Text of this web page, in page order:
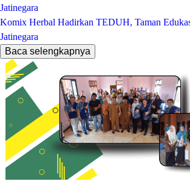
Jatinegara
Komix Herbal Hadirkan TEDUH, Taman
Jatinegara
Baca selengkapnya